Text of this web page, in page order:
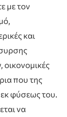
με τον
και
οικονομικές
που της
εκ φύσεως του.
να